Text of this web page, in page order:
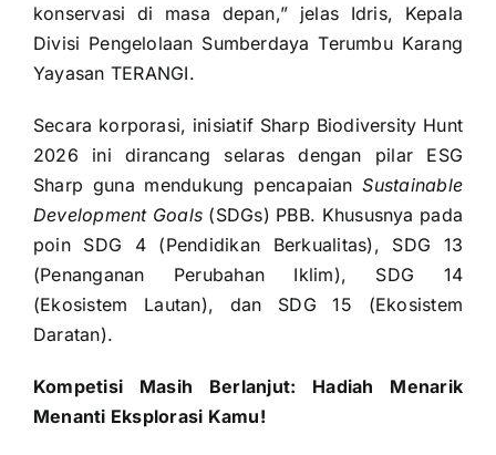
konservasi di masa depan,” jelas Idris, Kepala
Divisi Pengelolaan Sumberdaya Terumbu Karang
Yayasan TERANGI.
Secara korporasi, inisiatif Sharp Biodiversity Hunt
2026 ini dirancang selaras dengan pilar ESG
Sharp guna mendukung pencapaianSustainable
Development Goals (SDGs) PBB. Khususnya pada
poin SDG 4 (Pendidikan Berkualitas), SDG 13
(Penanganan Perubahan Iklim), SDG 14
(Ekosistem Lautan), dan SDG 15 (Ekosistem
Daratan).
Kompetisi Masih Berlanjut: Hadiah Menarik
Menanti Eksplorasi Kamu!